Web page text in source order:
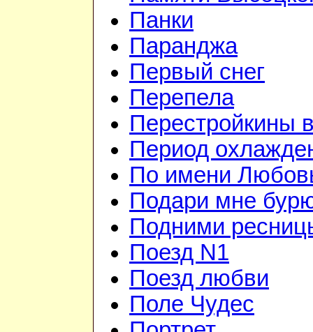
Панки
Паранджа
Первый снег
Перепела
Перестройкины
Период
По имени
Подари мне
Подними
Поезд N1
Поезд любви
Поле Чудес